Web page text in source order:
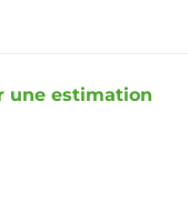
une estimation